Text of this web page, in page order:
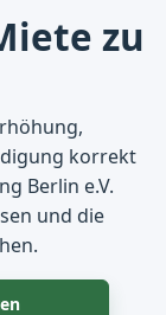
zu
korrekt
Berlin e.V.
und die